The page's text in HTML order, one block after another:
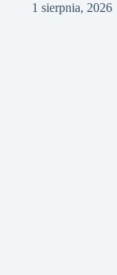
1 sierpnia, 2026